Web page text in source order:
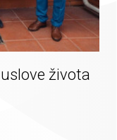
života